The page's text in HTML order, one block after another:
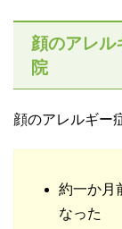
顔のアレル
院
顔のアレルギー
約一か月
なった